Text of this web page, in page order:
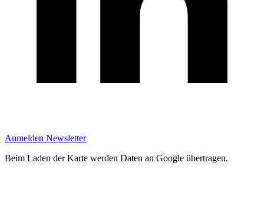
Anmelden Newsletter
Beim Laden der Karte werden Daten an Google übertragen.